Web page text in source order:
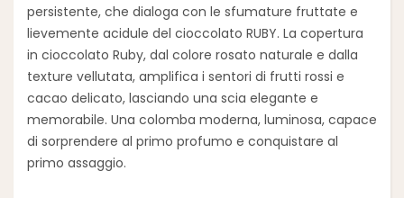
persistente, che dialoga con le sfumature fruttate e
lievemente acidule del cioccolato RUBY. La copertura
in cioccolato Ruby, dal colore rosato naturale e dalla
texture vellutata, amplifica i sentori di frutti rossi e
cacao delicato, lasciando una scia elegante e
memorabile. Una colomba moderna, luminosa, capace
di sorprendere al primo profumo e conquistare al
primo assaggio.